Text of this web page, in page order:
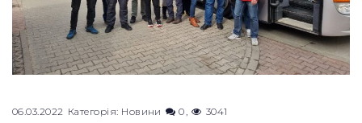
06.03.2022 Категорія: Новини 0 3041